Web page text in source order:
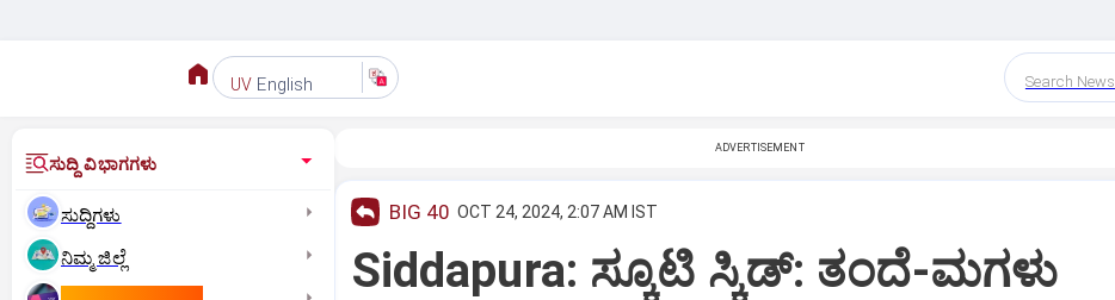
UV English Search News
ಸುದ್ದಿ ವಿಭಾಗಗಳು
ಸುದ್ದಿಗಳು
ನಿಮ್ಮ ಜಿಲ್ಲೆ
ADVERTISEMENT
BIG 40 OCT 24, 2024, 2:07 AM IST
Siddapura: ಸ್ಕೂಟಿ ಸ್ಕಿಡ್‌: ತಂದೆ-ಮಗಳು